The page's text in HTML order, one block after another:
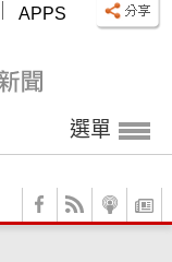
APPS
選單